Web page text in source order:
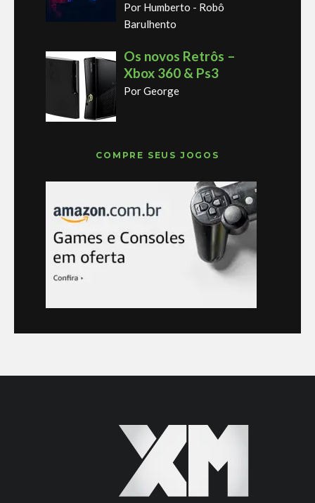
Por Humberto - Robô
Barulhento
Os novos Retrôs –
Xbox 360 & Ps3
Por George
COMPRE SEUS JOGOS